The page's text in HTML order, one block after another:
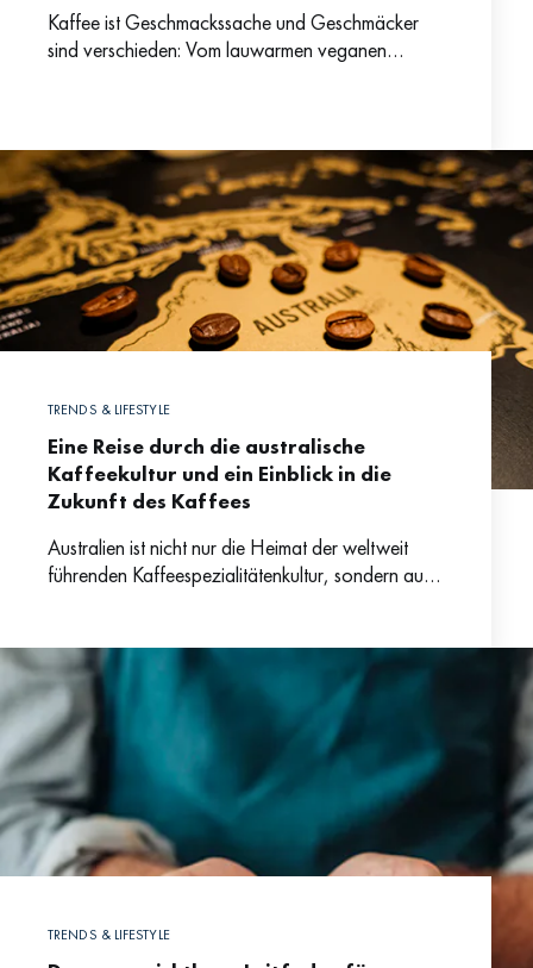
Kaffee ist Geschmackssache und Geschmäcker
sind verschieden: Vom lauwarmen veganen
TRENDS & LIFESTYLE
Eine Reise durch die australische
Kaffeekultur und ein Einblick in die
Zukunft des Kaffees
Australien ist nicht nur die Heimat der weltweit
führenden Kaffeespezialitätenkultur, sondern auch
Australien passiert,
TRENDS & LIFESTYLE